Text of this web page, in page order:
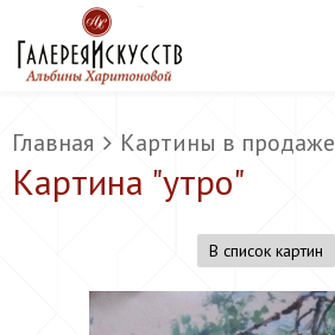
Главная Картины в продаже
Картина "утро"
В список картин